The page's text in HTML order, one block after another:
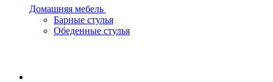
Домашняя мебель
Барные стулья
Обеденные стулья